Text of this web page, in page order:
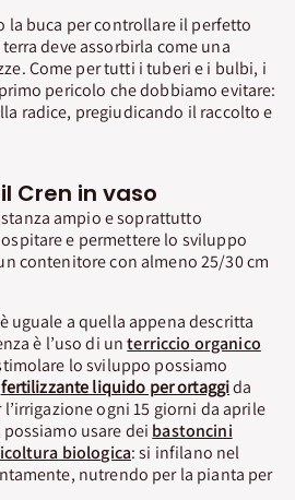
la buca per controllare il perfetto
deve assorbirla come una
Come per tutti i tuberi e i bulbi, i
pericolo che dobbiamo evitare:
radice, pregiudicando il raccolto e
Cren in vaso
ampio e soprattutto
e permettere lo sviluppo
contenitore con almeno 25/30 cm
uguale a quella appena descritta
è l’uso di unterriccio organico
lo sviluppo possiamo
fertilizzante liquido per ortaggida
l’irrigazione ogni 15 giorni da aprile
usare dei bastoncini
biologica: si infilano nel
nutrendo per la pianta per